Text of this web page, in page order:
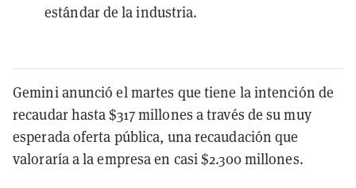
estándar de la industria.
Gemini anunció el martes que tiene la intención de
recaudar hasta $317 millones a través de su muy
esperada oferta pública, una recaudación que
valoraría a la empresa en casi $2.300 millones.